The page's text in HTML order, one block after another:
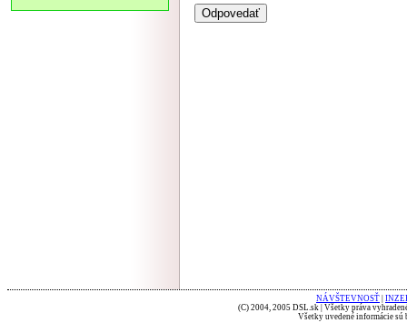
NÁVŠTEVNOSŤ
(C) 2004, 2005 DSL.sk | Všetky práva
Všetky uvedené informácie sú